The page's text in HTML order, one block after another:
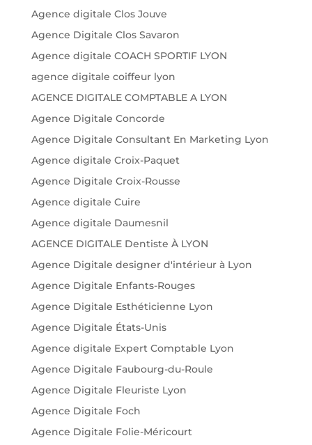
Agence digitale Clos Jouve
Agence Digitale Clos Savaron
Agence digitale COACH SPORTIF LYON
agence digitale coiffeur lyon
AGENCE DIGITALE COMPTABLE A LYON
Agence Digitale Concorde
Agence Digitale Consultant En Marketing Lyon
Agence digitale Croix-Paquet
Agence Digitale Croix-Rousse
Agence digitale Cuire
Agence digitale Daumesnil
AGENCE DIGITALE Dentiste À LYON
Agence Digitale designer d'intérieur à Lyon
Agence Digitale Enfants-Rouges
Agence Digitale Esthéticienne Lyon
Agence Digitale États-Unis
Agence digitale Expert Comptable Lyon
Agence Digitale Faubourg-du-Roule
Agence Digitale Fleuriste Lyon
Agence Digitale Foch
Agence Digitale Folie-Méricourt